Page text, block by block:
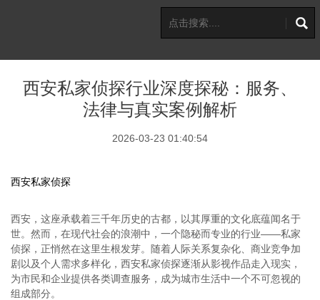
西安私家侦探行业深度探秘：服务、
法律与真实案例解析
2026-03-23 01:40:54
西安私家侦探
西安，这座承载着三千年历史的古都，以其厚重的文化底蕴闻名于
世。然而，在现代社会的浪潮中，一个隐秘而专业的行业——私家
侦探，正悄然在这里生根发芽。随着人际关系复杂化、商业竞争加
剧以及个人需求多样化，西安私家侦探逐渐从影视作品走入现实，
为市民和企业提供各类调查服务，成为城市生活中一个不可忽视的
组成部分。